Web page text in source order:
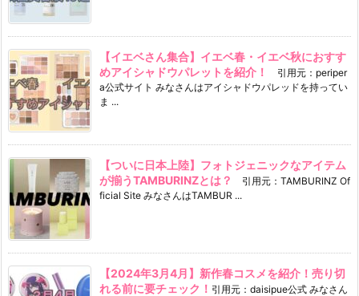
【イエベさん集合】イエベ春・イエベ秋におすす
めアイシャドウパレットを紹介！
引用元：periper
a公式サイト みなさんはアイシャドウパレッドを持ってい
ま ...
【ついに日本上陸】フォトジェニックなアイテム
が揃うTAMBURINZとは？
引用元：TAMBURINZ Of
ficial Site みなさんはTAMBUR ...
【2024年3月4月】新作春コスメを紹介！売り切
れる前に要チェック！ 引用元：daisipue公式 みなさん